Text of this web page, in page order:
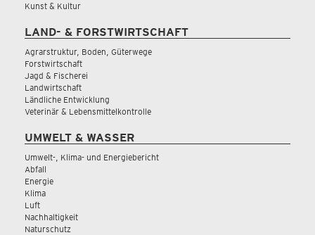
Kunst & Kultur
LAND- & FORSTWIRTSCHAFT
Agrarstruktur, Boden, Güterwege
Forstwirtschaft
Jagd & Fischerei
Landwirtschaft
Ländliche Entwicklung
Veterinär & Lebensmittelkontrolle
UMWELT & WASSER
Umwelt-, Klima- und Energiebericht
Abfall
Energie
Klima
Luft
Nachhaltigkeit
Naturschutz